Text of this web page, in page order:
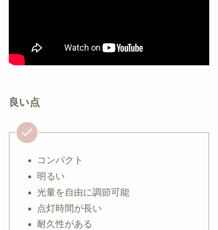
良い点
コンパクト
明るい
光量を自由に調節可能
点灯時間が長い
耐久性がある